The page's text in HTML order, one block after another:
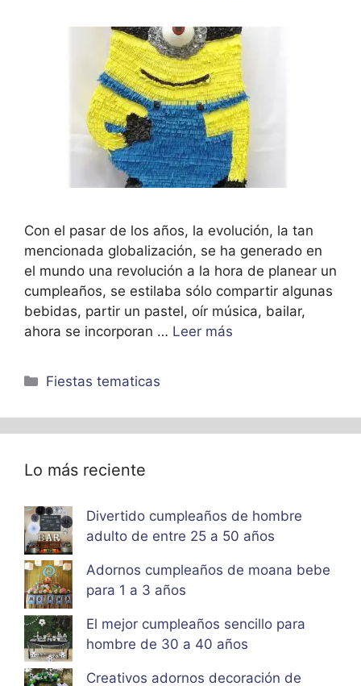
Con el pasar de los años, la evolución, la tan
mencionada globalización, se ha generado en
el mundo una revolución a la hora de planear un
cumpleaños, se estilaba sólo compartir algunas
bebidas, partir un pastel, oír música, bailar,
ahora se incorporan … Leer más
Categorías
Fiestas tematicas
Lo más reciente
Divertido cumpleaños de hombre
adulto de entre 25 a 50 años
Adornos cumpleaños de moana bebe
para 1 a 3 años
El mejor cumpleaños sencillo para
hombre de 30 a 40 años
Creativos adornos decoración de